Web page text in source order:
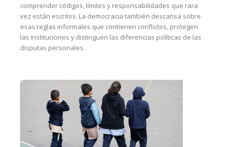
comprender códigos, límites y responsabilidades que rara
vez están escritos. La democracia también descansa sobre
esas reglas informales que contienen conflictos, protegen
las instituciones y distinguen las diferencias políticas de las
disputas personales.